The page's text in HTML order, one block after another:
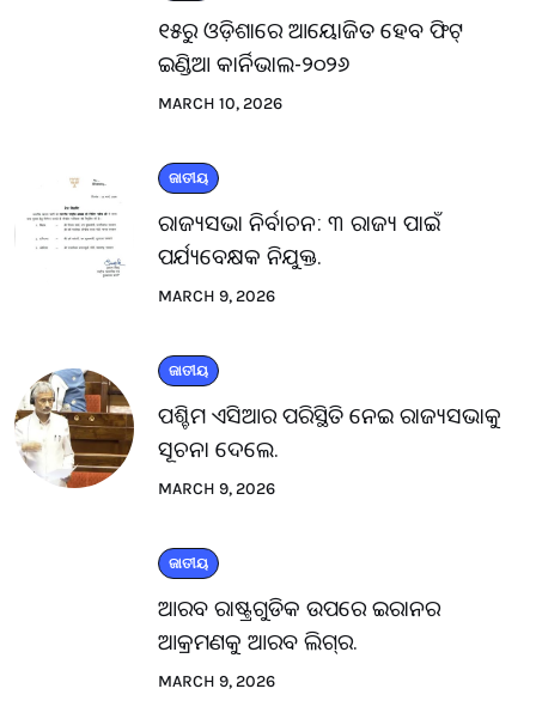
୧୫ରୁ ଓଡ଼ିଶାରେ ଆୟୋଜିତ ହେବ ଫିଟ୍
ଇଣ୍ଡିଆ କାର୍ନିଭାଲ-୨୦୨୬
MARCH 10, 2026
ଜାତୀୟ
ରାଜ୍ୟସଭା ନିର୍ବାଚନ: ୩ ରାଜ୍ୟ ପାଇଁ
ପର୍ଯ୍ୟବେକ୍ଷକ ନିଯୁକ୍ତ.
MARCH 9, 2026
ଜାତୀୟ
ପଶ୍ଚିମ ଏସିଆର ପରିସ୍ଥିତି ନେଇ ରାଜ୍ୟସଭାକୁ
ସୂଚନା ଦେଲେ.
MARCH 9, 2026
ଜାତୀୟ
ଆରବ ରାଷ୍ଟ୍ରଗୁଡିକ ଉପରେ ଇରାନର
ଆକ୍ରମଣକୁ ଆରବ ଲିଗ୍‌ର.
MARCH 9, 2026